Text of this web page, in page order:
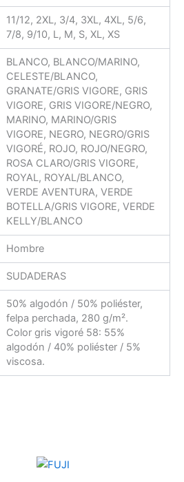
11/12, 2XL, 3/4, 3XL, 4XL, 5/6,
7/8, 9/10, L, M, S, XL, XS
BLANCO, BLANCO/MARINO,
CELESTE/BLANCO,
GRANATE/GRIS VIGORE, GRIS
VIGORE, GRIS VIGORE/NEGRO,
MARINO, MARINO/GRIS
VIGORE, NEGRO, NEGRO/GRIS
VIGORÉ, ROJO, ROJO/NEGRO,
ROSA CLARO/GRIS VIGORE,
ROYAL, ROYAL/BLANCO,
VERDE AVENTURA, VERDE
BOTELLA/GRIS VIGORE, VERDE
KELLY/BLANCO
Hombre
SUDADERAS
50% algodón / 50% poliéster,
felpa perchada, 280 g/m².
Color gris vigoré 58: 55%
algodón / 40% poliéster / 5%
viscosa.
Este